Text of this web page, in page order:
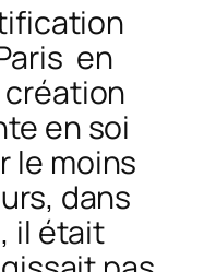
en
en soi
le moins
dans
il était